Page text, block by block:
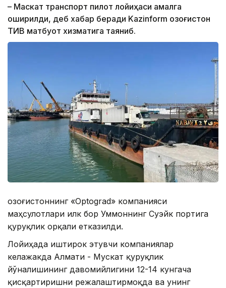
– Маскат транспорт пилот лойиҳаси амалга
оширилди, деб хабар беради Kazinform Қозоғистон
ТИВ матбуот хизматига таяниб.
Қозоғистоннинг «Optograd» компанияси
маҳсулотлари илк бор Уммоннинг Суэйк портига
қуруқлик орқали етказилди.
Лойиҳада иштирок этувчи компаниялар
келажакда Алмати - Мускат қуруқлик
йўналишининг давомийлигини 12-14 кунгача
қисқартиришни режалаштирмоқда ва унинг